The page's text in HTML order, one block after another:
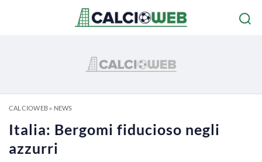
CALCIOWEB» NEWS
Italia: Bergomi fiducioso negli
azzurri